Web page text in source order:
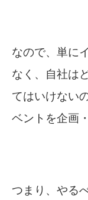
なので、単に
なく、自社は
てはいけない
ベントを企画
つまり、やる